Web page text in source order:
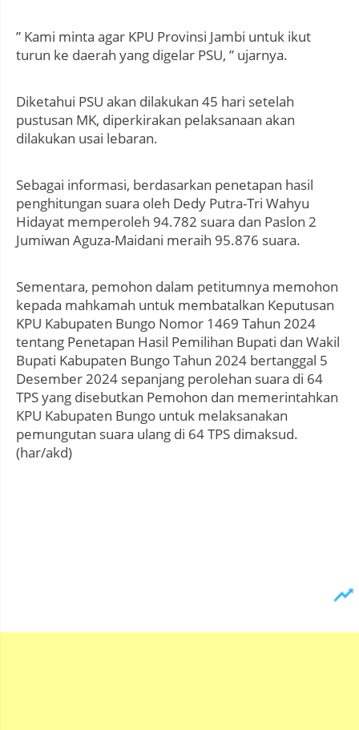
” Kami minta agar KPU Provinsi Jambi untuk ikut
turun ke daerah yang digelar PSU, ” ujarnya.
Diketahui PSU akan dilakukan 45 hari setelah
pustusan MK, diperkirakan pelaksanaan akan
dilakukan usai lebaran.
Sebagai informasi, berdasarkan penetapan hasil
penghitungan suara oleh Dedy Putra-Tri Wahyu
Hidayat memperoleh 94.782 suara dan Paslon 2
Jumiwan Aguza-Maidani meraih 95.876 suara.
Sementara, pemohon dalam petitumnya memohon
kepada mahkamah untuk membatalkan Keputusan
KPU Kabupaten Bungo Nomor 1469 Tahun 2024
tentang Penetapan Hasil Pemilihan Bupati dan Wakil
Bupati Kabupaten Bungo Tahun 2024 bertanggal 5
Desember 2024 sepanjang perolehan suara di 64
TPS yang disebutkan Pemohon dan memerintahkan
KPU Kabupaten Bungo untuk melaksanakan
pemungutan suara ulang di 64 TPS dimaksud.
(har/akd)